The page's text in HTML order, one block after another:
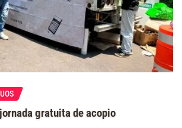
gratuita de acopio